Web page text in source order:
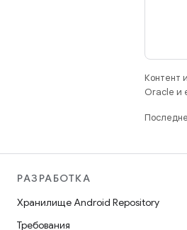
Контент
Oracle и
РАЗРАБОТКА
Хранилище Android Repository
Требования